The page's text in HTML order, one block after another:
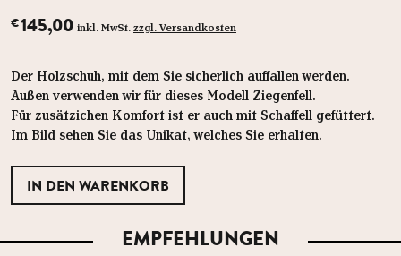
€145,00 inkl. MwSt. zzgl. Versandkosten
Der Holzschuh, mit dem Sie sicherlich auffallen werden.
Außen verwenden wir für dieses Modell Ziegenfell.
Für zusätzichen Komfort ist er auch mit Schaffell gefüttert.
Im Bild sehen Sie das Unikat, welches Sie erhalten.
EMPFEHLUNGEN